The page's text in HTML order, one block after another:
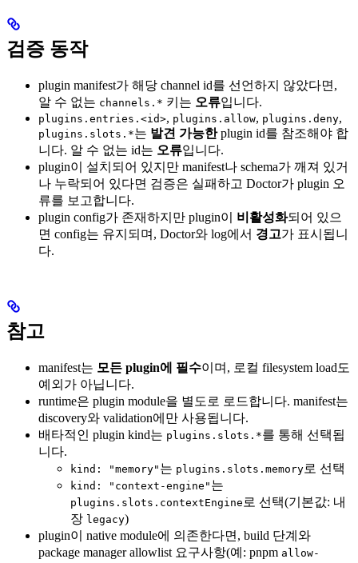
검증 동작
plugin manifest가 해당 channel id를 선언하지 않았다면,
알 수 없는 channels.* 키는 오류입니다.
plugins.entries.<id>, plugins.allow, plugins.deny,
plugins.slots.*는 발견 가능한plugin id를 참조해야 합
니다. 알 수 없는 id는 오류입니다.
plugin이 설치되어 있지만 manifest나 schema가 깨져 있거
나 누락되어 있다면 검증은 실패하고 Doctor가 plugin 오
류를 보고합니다.
plugin config가 존재하지만 plugin이 비활성화되어 있으
면 config는 유지되며, Doctor와 log에서 경고가 표시됩니
다.
참고
manifest는 모든 plugin에 필수이며, 로컬 filesystem load도
예외가 아닙니다.
runtime은 plugin module을 별도로 로드합니다. manifest는
discovery와 validation에만 사용됩니다.
배타적인 plugin kind는 plugins.slots.*를 통해 선택됩
니다.
kind: "memory" 는 plugins.slots.memory로 선택
kind: "context-engine" 는
plugins.slots.contextEngine 로 선택(기본값: 내
장 legacy)
plugin이 native module에 의존한다면, build 단계와
package manager allowlist 요구사항(예: pnpm allow-